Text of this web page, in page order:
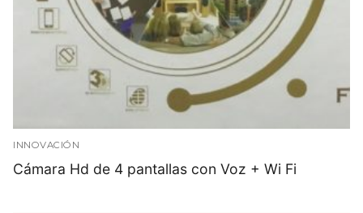
INNOVACIÓN
Cámara Hd de 4 pantallas con Voz + Wi Fi